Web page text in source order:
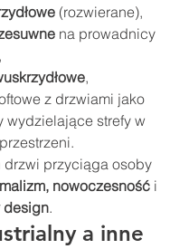
(rozwierane),
na prowadnicy
,
z drzwiami jako
wydzielające strefy w
drzwi przyciąga osoby
nowoczesność i
design.
a inne